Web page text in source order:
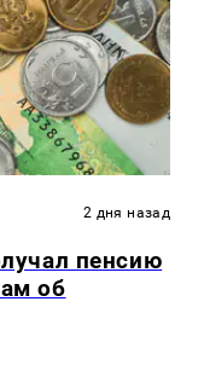
2 дня назад
пенсию
об